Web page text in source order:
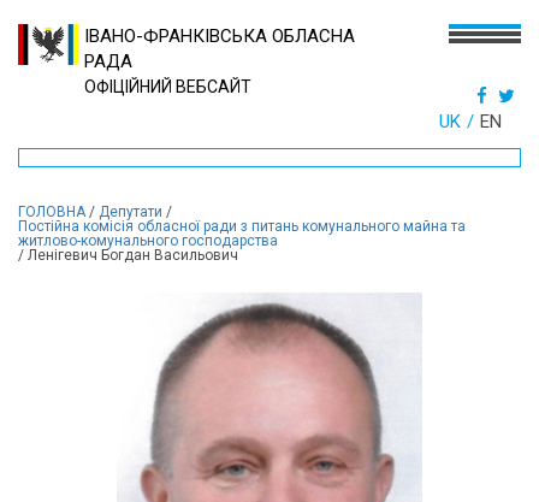
ІВАНО-ФРАНКІВСЬКА ОБЛАСНА
РАДА
ОФІЦІЙНИЙ ВЕБСАЙТ
UK EN
ГОЛОВНА/ Депутати /
Постійна комісія обласної ради з питань комунального майна та
житлово-комунального господарства
/ Ленігевич Богдан Васильович